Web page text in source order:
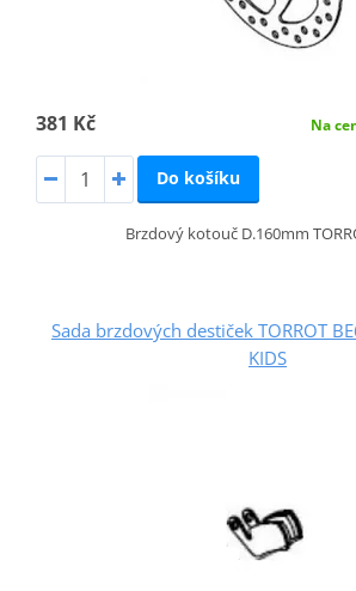
381 Kč Na
Do košíku
Brzdový kotouč D.160mm
Sada brzdových destiček TORROT
KIDS